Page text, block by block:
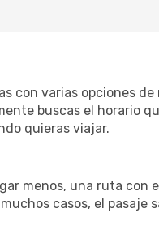
con varias opciones
buscas el horario
quieras viajar.
menos, una ruta con
casos, el pasaje